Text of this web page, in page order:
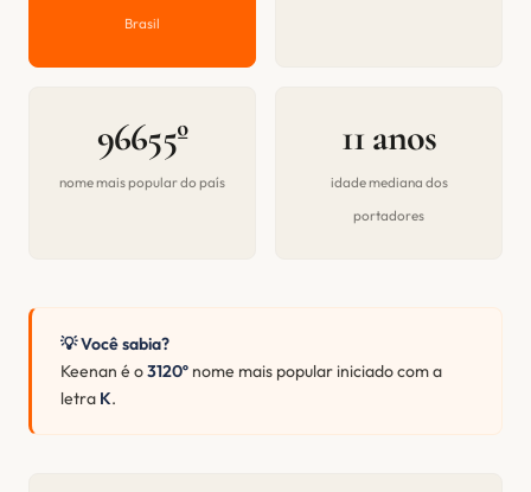
Brasil
96655º
nome mais popular do país
11 anos
idade mediana dos
portadores
💡 Você sabia?
Keenan é o3120º nome mais popular iniciado com a
letra K.